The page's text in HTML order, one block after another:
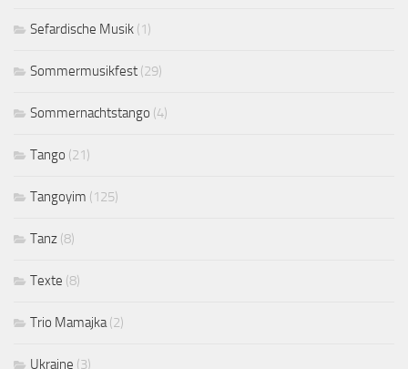
Sefardische Musik (1)
Sommermusikfest (29)
Sommernachtstango (4)
Tango (21)
Tangoyim (125)
Tanz (8)
Texte (8)
Trio Mamajka(2)
Ukraine (3)